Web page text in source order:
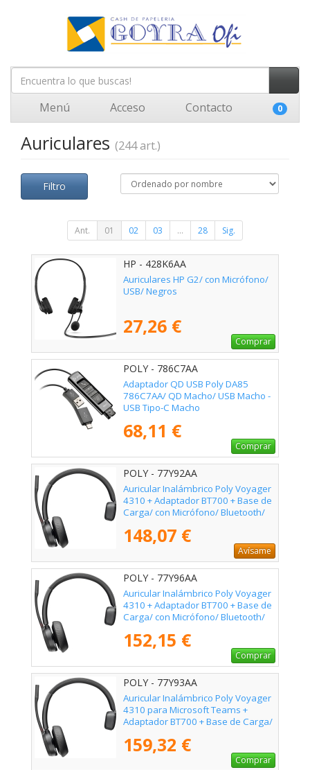
Menú Acceso Contacto 0
Auriculares (244 art.)
Filtro
Ant. 01 02 03 ... 28 Sig.
HP - 428K6AA
Auriculares HP G2/ con Micrófono/
USB/ Negros
27,26 €
Comprar
POLY - 786C7AA
Adaptador QD USB Poly DA85
786C7AA/ QD Macho/ USB Macho -
USB Tipo-C Macho
68,11 €
Comprar
POLY - 77Y92AA
Auricular Inalámbrico Poly Voyager
4310 + Adaptador BT700 + Base de
Carga/ con Micrófono/ Bluetooth/
148,07 €
Avísame
POLY - 77Y96AA
Auricular Inalámbrico Poly Voyager
4310 + Adaptador BT700 + Base de
Carga/ con Micrófono/ Bluetooth/
152,15 €
Comprar
POLY - 77Y93AA
Auricular Inalámbrico Poly Voyager
4310 para Microsoft Teams +
Adaptador BT700 + Base de Carga/
159,32 €
Comprar